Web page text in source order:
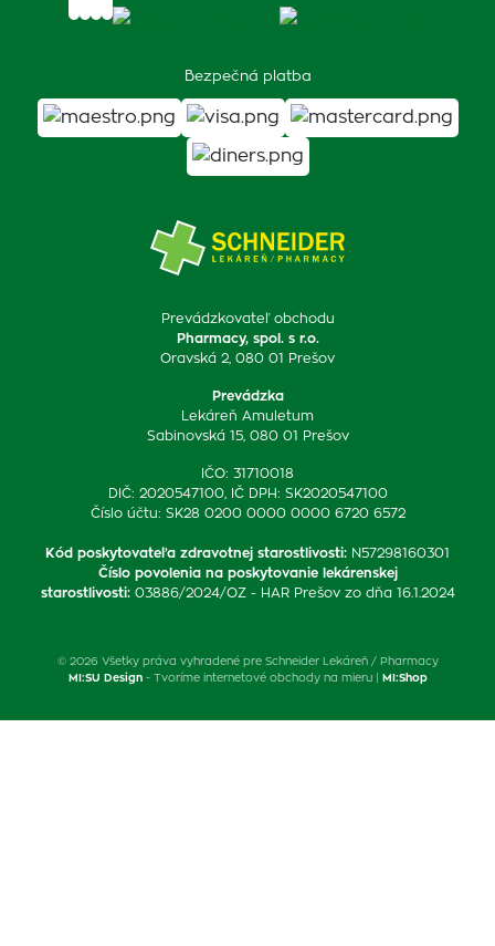
Prevádzkovateľ obchodu
Pharmacy, spol. s r.o.
Oravská 2, 080 01 Prešov
Prevádzka
Lekáreň Amuletum
Sabinovská 15, 080 01 Prešov
IČO: 31710018
DIČ: 2020547100, IČ DPH: SK2020547100
Číslo účtu: SK28 0200 0000 0000 6720 6572
Kód poskytovateľa zdravotnej starostlivosti: N57298160301
Číslo povolenia na poskytovanie lekárenskej
starostlivosti: 03886/2024/OZ - HAR Prešov zo dňa 16.1.2024
Bezpečná platba
© 2026 Všetky práva vyhradené pre Schneider Lekáreň / Pharmacy
MI:SU Design- Tvoríme internetové obchody na mieru | MI:Shop